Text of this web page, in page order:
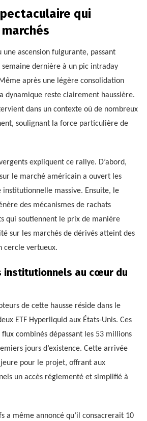
qui
une ascension fulgurante, passant
semaine dernière à un pic intraday
après une légère consolidation
dynamique reste clairement haussière.
dans un contexte où de nombreux
soulignant la force particulière de
expliquent ce rallye. D’abord,
sur le marché américain a ouvert les
institutionnelle massive. Ensuite, le
des mécanismes de rachats
qui soutiennent le prix de manière
sur les marchés de dérivés atteint des
cercle vertueux.
institutionnels au cœur du
de cette hausse réside dans le
ETF Hyperliquid aux États-Unis. Ces
combinés dépassant les 53 millions
jours d’existence. Cette arrivée
pour le projet, offrant aux
un accès réglementé et simplifié à
a même annoncé qu’il consacrerait 10